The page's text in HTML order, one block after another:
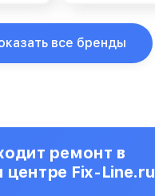
все бренды
ремонт в
Fix-Line.ru